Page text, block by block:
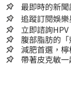
最即時的新
追蹤訂閱娛
立即諮詢
嫌晚！
腹部脂肪的
囊，瘦出小
減肥首選，
人生
帶著皮克敏